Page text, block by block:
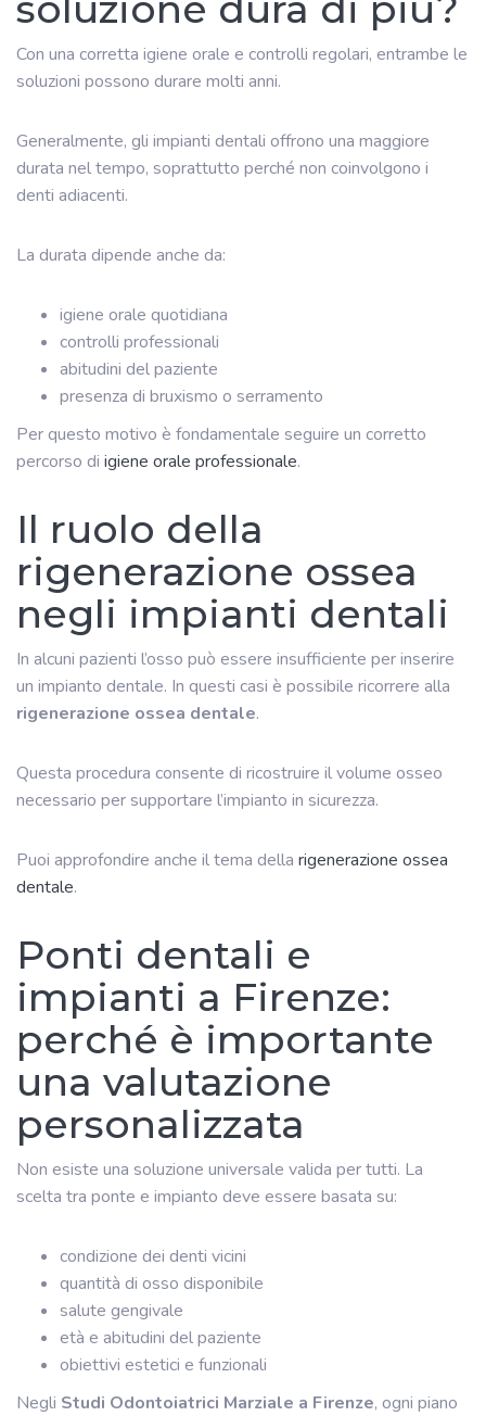
Con una corretta igiene orale e controlli regolari, entrambe le
soluzioni possono durare molti anni.
Generalmente, gli impianti dentali offrono una maggiore
durata nel tempo, soprattutto perché non coinvolgono i
denti adiacenti.
La durata dipende anche da:
igiene orale quotidiana
controlli professionali
abitudini del paziente
presenza di bruxismo o serramento
Per questo motivo è fondamentale seguire un corretto
percorso di igiene orale professionale.
Il ruolo della
rigenerazione ossea
negli impianti dentali
In alcuni pazienti l’osso può essere insufficiente per inserire
un impianto dentale. In questi casi è possibile ricorrere alla
rigenerazione ossea dentale.
Questa procedura consente di ricostruire il volume osseo
necessario per supportare l’impianto in sicurezza.
Puoi approfondire anche il tema della rigenerazione ossea
dentale.
Ponti dentali e
impianti a Firenze:
perché è importante
una valutazione
personalizzata
Non esiste una soluzione universale valida per tutti. La
scelta tra ponte e impianto deve essere basata su:
condizione dei denti vicini
quantità di osso disponibile
salute gengivale
età e abitudini del paziente
obiettivi estetici e funzionali
Negli Studi Odontoiatrici Marziale a Firenze, ogni piano